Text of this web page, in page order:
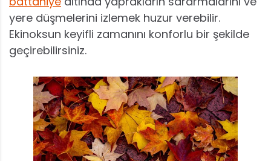
yere düşmelerini izlemek huzur verebilir.
Ekinoksun keyifli zamanını konforlu bir şekilde
geçirebilirsiniz.